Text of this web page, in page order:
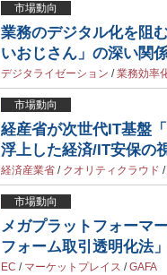
市場動向
業務のデジタル化を阻
いおじさん」の深い関
デジタライゼーション /業務効率
市場動向
経産省が次世代IT基盤
浮上した経済/IT安保の
経済産業省 / クオリティクラウド /
市場動向
メガプラットフォーマ
フォーム取引透明化法
EC / マーケットプレイス /GAFA